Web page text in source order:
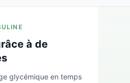
à de
glycémique en temps